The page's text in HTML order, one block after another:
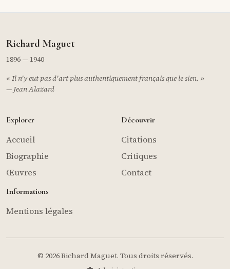
Richard Maguet
1896 — 1940
« Il n'y eut pas d'art plus authentiquement français que le sien. »
— Jean Alazard
Explorer
Accueil
Biographie
Œuvres
Découvrir
Citations
Critiques
Contact
Informations
Mentions légales
© 2026 Richard Maguet. Tous droits réservés.